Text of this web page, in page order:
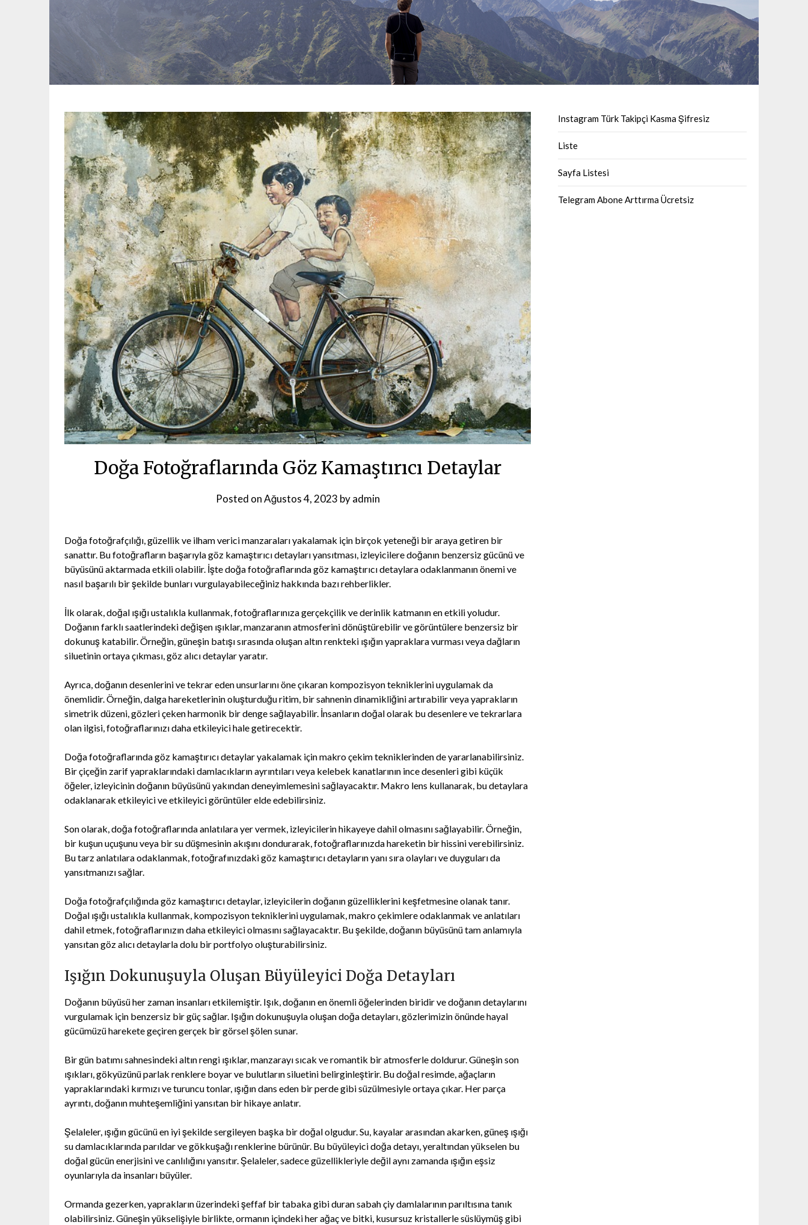
Doğa Fotoğraflarında Göz Kamaştırıcı Detaylar
Posted onAğustos 4, 2023 byadmin
Doğa fotoğrafçılığı, güzellik ve ilham verici manzaraları yakalamak için birçok yeteneği bir araya getiren bir
sanattır. Bu fotoğrafların başarıyla göz kamaştırıcı detayları yansıtması, izleyicilere doğanın benzersiz gücünü ve
büyüsünü aktarmada etkili olabilir. İşte doğa fotoğraflarında göz kamaştırıcı detaylara odaklanmanın önemi ve
nasıl başarılı bir şekilde bunları vurgulayabileceğiniz hakkında bazı rehberlikler.
İlk olarak, doğal ışığı ustalıkla kullanmak, fotoğraflarınıza gerçekçilik ve derinlik katmanın en etkili yoludur.
Doğanın farklı saatlerindeki değişen ışıklar, manzaranın atmosferini dönüştürebilir ve görüntülere benzersiz bir
dokunuş katabilir. Örneğin, güneşin batışı sırasında oluşan altın renkteki ışığın yapraklara vurması veya dağların
siluetinin ortaya çıkması, göz alıcı detaylar yaratır.
Ayrıca, doğanın desenlerini ve tekrar eden unsurlarını öne çıkaran kompozisyon tekniklerini uygulamak da
önemlidir. Örneğin, dalga hareketlerinin oluşturduğu ritim, bir sahnenin dinamikliğini artırabilir veya yaprakların
simetrik düzeni, gözleri çeken harmonik bir denge sağlayabilir. İnsanların doğal olarak bu desenlere ve tekrarlara
olan ilgisi, fotoğraflarınızı daha etkileyici hale getirecektir.
Doğa fotoğraflarında göz kamaştırıcı detaylar yakalamak için makro çekim tekniklerinden de yararlanabilirsiniz.
Bir çiçeğin zarif yapraklarındaki damlacıkların ayrıntıları veya kelebek kanatlarının ince desenleri gibi küçük
öğeler, izleyicinin doğanın büyüsünü yakından deneyimlemesini sağlayacaktır. Makro lens kullanarak, bu detaylara
odaklanarak etkileyici ve etkileyici görüntüler elde edebilirsiniz.
Son olarak, doğa fotoğraflarında anlatılara yer vermek, izleyicilerin hikayeye dahil olmasını sağlayabilir. Örneğin,
bir kuşun uçuşunu veya bir su düşmesinin akışını dondurarak, fotoğraflarınızda hareketin bir hissini verebilirsiniz.
Bu tarz anlatılara odaklanmak, fotoğrafınızdaki göz kamaştırıcı detayların yanı sıra olayları ve duyguları da
yansıtmanızı sağlar.
Doğa fotoğrafçılığında göz kamaştırıcı detaylar, izleyicilerin doğanın güzelliklerini keşfetmesine olanak tanır.
Doğal ışığı ustalıkla kullanmak, kompozisyon tekniklerini uygulamak, makro çekimlere odaklanmak ve anlatıları
dahil etmek, fotoğraflarınızın daha etkileyici olmasını sağlayacaktır. Bu şekilde, doğanın büyüsünü tam anlamıyla
yansıtan göz alıcı detaylarla dolu bir portfolyo oluşturabilirsiniz.
Işığın Dokunuşuyla Oluşan Büyüleyici Doğa Detayları
Doğanın büyüsü her zaman insanları etkilemiştir. Işık, doğanın en önemli öğelerinden biridir ve doğanın detaylarını
vurgulamak için benzersiz bir güç sağlar. Işığın dokunuşuyla oluşan doğa detayları, gözlerimizin önünde hayal
gücümüzü harekete geçiren gerçek bir görsel şölen sunar.
Bir gün batımı sahnesindeki altın rengi ışıklar, manzarayı sıcak ve romantik bir atmosferle doldurur. Güneşin son
ışıkları, gökyüzünü parlak renklere boyar ve bulutların siluetini belirginleştirir. Bu doğal resimde, ağaçların
yapraklarındaki kırmızı ve turuncu tonlar, ışığın dans eden bir perde gibi süzülmesiyle ortaya çıkar. Her parça
ayrıntı, doğanın muhteşemliğini yansıtan bir hikaye anlatır.
Şelaleler, ışığın gücünü en iyi şekilde sergileyen başka bir doğal olgudur. Su, kayalar arasından akarken, güneş ışığı
su damlacıklarında parıldar ve gökkuşağı renklerine bürünür. Bu büyüleyici doğa detayı, yeraltından yükselen bu
doğal gücün enerjisini ve canlılığını yansıtır. Şelaleler, sadece güzellikleriyle değil aynı zamanda ışığın eşsiz
oyunlarıyla da insanları büyüler.
Ormanda gezerken, yaprakların üzerindeki şeffaf bir tabaka gibi duran sabah çiy damlalarının parıltısına tanık
olabilirsiniz. Güneşin yükselişiyle birlikte, ormanın içindeki her ağaç ve bitki, kusursuz kristallerle süslüymüş gibi
Instagram Türk Takipçi Kasma Şifresiz
Liste
Sayfa Listesi
Telegram Abone Arttırma Ücretsiz